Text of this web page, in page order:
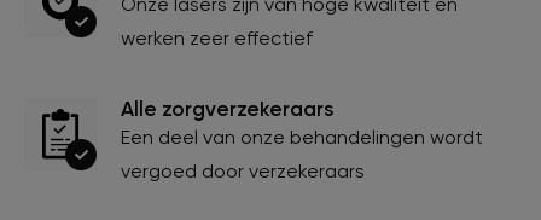
werken zeer effectief
Alle zorgverzekeraars
Een deel van onze behandelingen wordt
vergoed door verzekeraars